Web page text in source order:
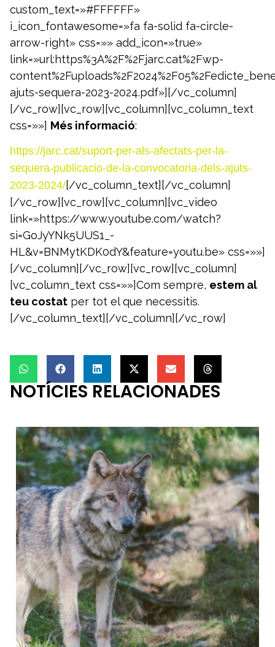
custom_text=»#FFFFFF»
i_icon_fontawesome=»fa fa-solid fa-circle-
arrow-right» css=»» add_icon=»true»
link=»url:https%3A%2F%2Fjarc.cat%2Fwp-
ajuts-sequera-2023-2024.pdf»][/vc_column]
[/vc_row][vc_row][vc_column][vc_column_text
css=»»] Més informació:
https://jarc.cat/suport-per-als-afectats-per-la-
sequera-publicacio-de-la-convocatoria-dels-ajuts-
2023-2024/[/vc_column_text][/vc_column]
[/vc_row][vc_row][vc_column][vc_video
link=»https://www.youtube.com/watch?
si=GoJyYNk5UUS1_-
HL&v=BNMytKDK0dY&feature=youtu.be» css=»»]
[/vc_column][/vc_row][vc_row][vc_column]
[vc_column_text css=»»]Com sempre, estem al
teu costat per tot el que necessitis.
[/vc_column_text][/vc_column][/vc_row]
NOTÍCIES RELACIONADES